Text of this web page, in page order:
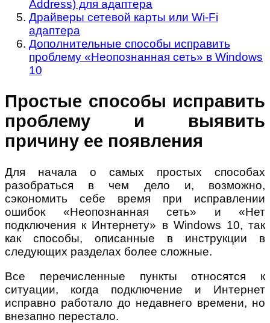
Address) для адаптера
Драйверы сетевой карты или Wi-Fi
адаптера
Дополнительные способы исправить
проблему «Неопознанная сеть» в Windows
10
Простые способы исправить
проблему и выявить
причину ее появления
Для начала о самых простых способах
разобраться в чем дело и, возможно,
сэкономить себе время при исправлении
ошибок «Неопознанная сеть» и «Нет
подключения к Интернету» в Windows 10, так
как способы, описанные в инструкции в
следующих разделах более сложные.
Все перечисленные пункты относятся к
ситуации, когда подключение и Интернет
исправно работало до недавнего времени, но
внезапно перестало.